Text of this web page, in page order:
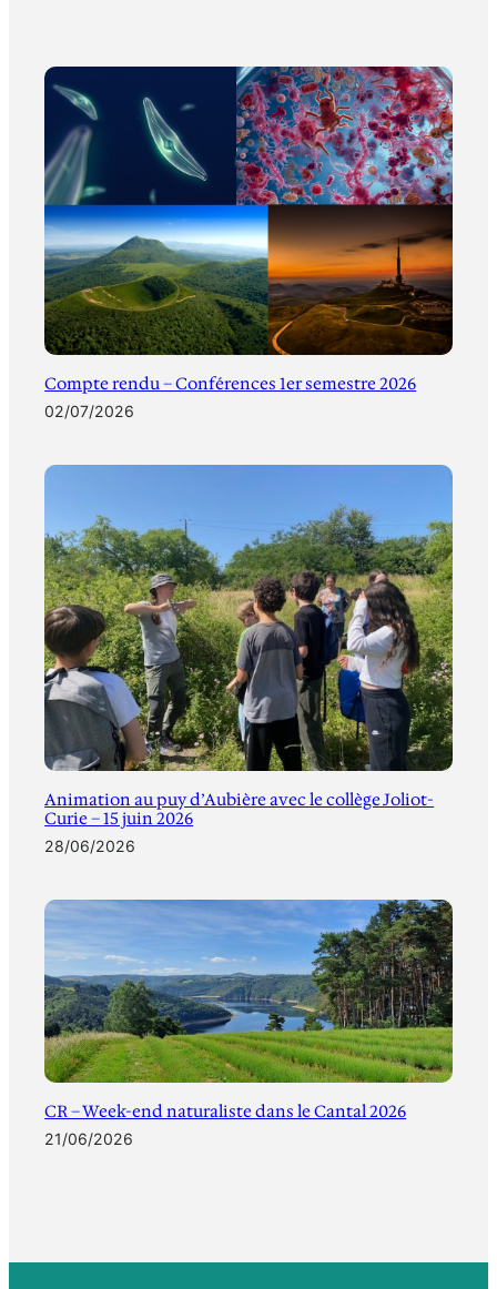
Compte rendu – Conférences 1er semestre 2026
02/07/2026
Animation au puy d’Aubière avec le collège Joliot-
Curie – 15 juin 2026
28/06/2026
CR – Week-end naturaliste dans le Cantal 2026
21/06/2026